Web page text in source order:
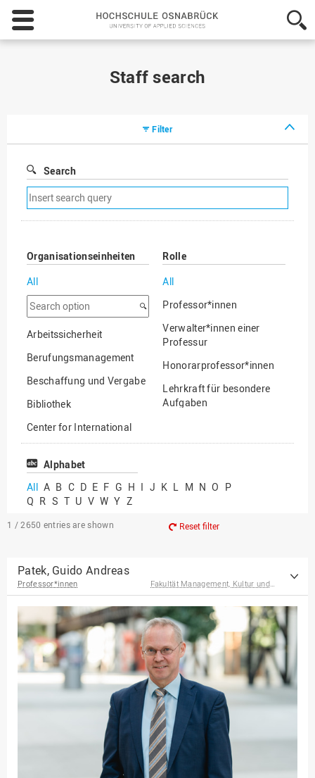
Hochschule
Osnabrück
-
Staff search
Filter
Search
Remove
search
filter
Organisationseinheiten
All
Search
option
Arbeitssicherheit
Berufungsmanagement
Beschaffung und Vergabe
Bibliothek
Center for International
Mobility
Center for International
Chancengerechtigkeit
eLearning Competence
EU-Büro
Fakultät
Agrarwissenschaften und
Landschaftsarchitektur
Fakultät
Ingenieurwissenschaften
und Informatik
Fakultät Management,
Kultur und Technik
Fakultät Wirtschafts- und
Sozialwissenschaften
Rolle
All
Professor*innen
Verwalter*innen einer
Professur
Honorarprofessor*innen
Lehrkraft für besondere
Aufgaben
Professor*innen im
Alphabet
All A B C D E F G H I J K L M N O P
Q R S T U V W Y Z
1 / 2650 entries are shown Reset filter
Patek, Guido Andreas
Professor*innen Fakultät Management, Kultur und Technik